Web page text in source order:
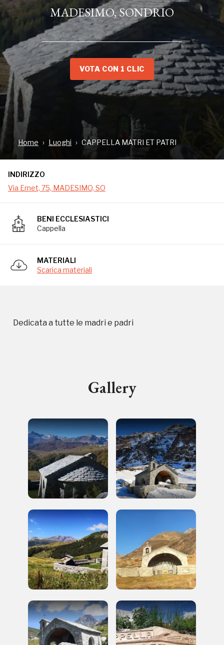
MADESIMO, SONDRIO
VOTA CON 1 CLIC
Home Luoghi CAPPELLA MATRI ET PATRI
INDIRIZZO
Via Emet, 75, MADESIMO, SO
BENI ECCLESIASTICI
Cappella
MATERIALI
Scarica materiali
Dedicata a tutte le madri e padri
Gallery
INDIRIZZO
Via Emet, 75, MADESIMO, SO
Dedicata a tutte le madri e padri
Storico campagne in questo
Registrati alla newsletter
Accedi alle informazioni per te più interessanti,
a quelle inerenti i luoghi più vicini e gli eventi
organizzati
REGISTRATI
Regalati 365 giorni di arte e cultura nell'Italia
più bella, risparmiando.
ISCRIVITI AL FAI
Scopri tutte le opportunità riservate agli iscritti